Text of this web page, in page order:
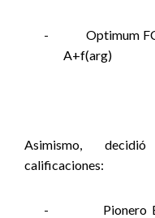
-
Optimum
A+f(arg)
Asimismo,
calificaciones:
-
Pionero